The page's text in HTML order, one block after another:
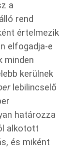
a
rend
értelmezik
elfogadja-e
minden
kerülnek
lebilincselő
határozza
alkotott
és miként